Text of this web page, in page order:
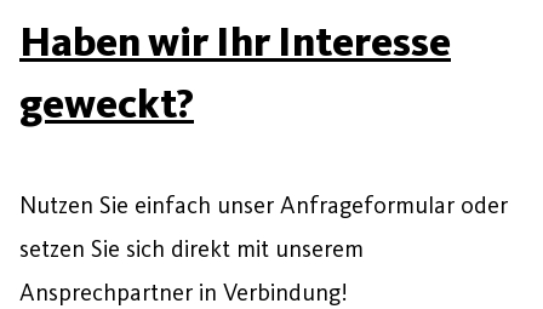
Haben wir Ihr Interesse
geweckt?
Nutzen Sie einfach unser Anfrageformular oder
setzen Sie sich direkt mit unserem
Ansprechpartner in Verbindung!